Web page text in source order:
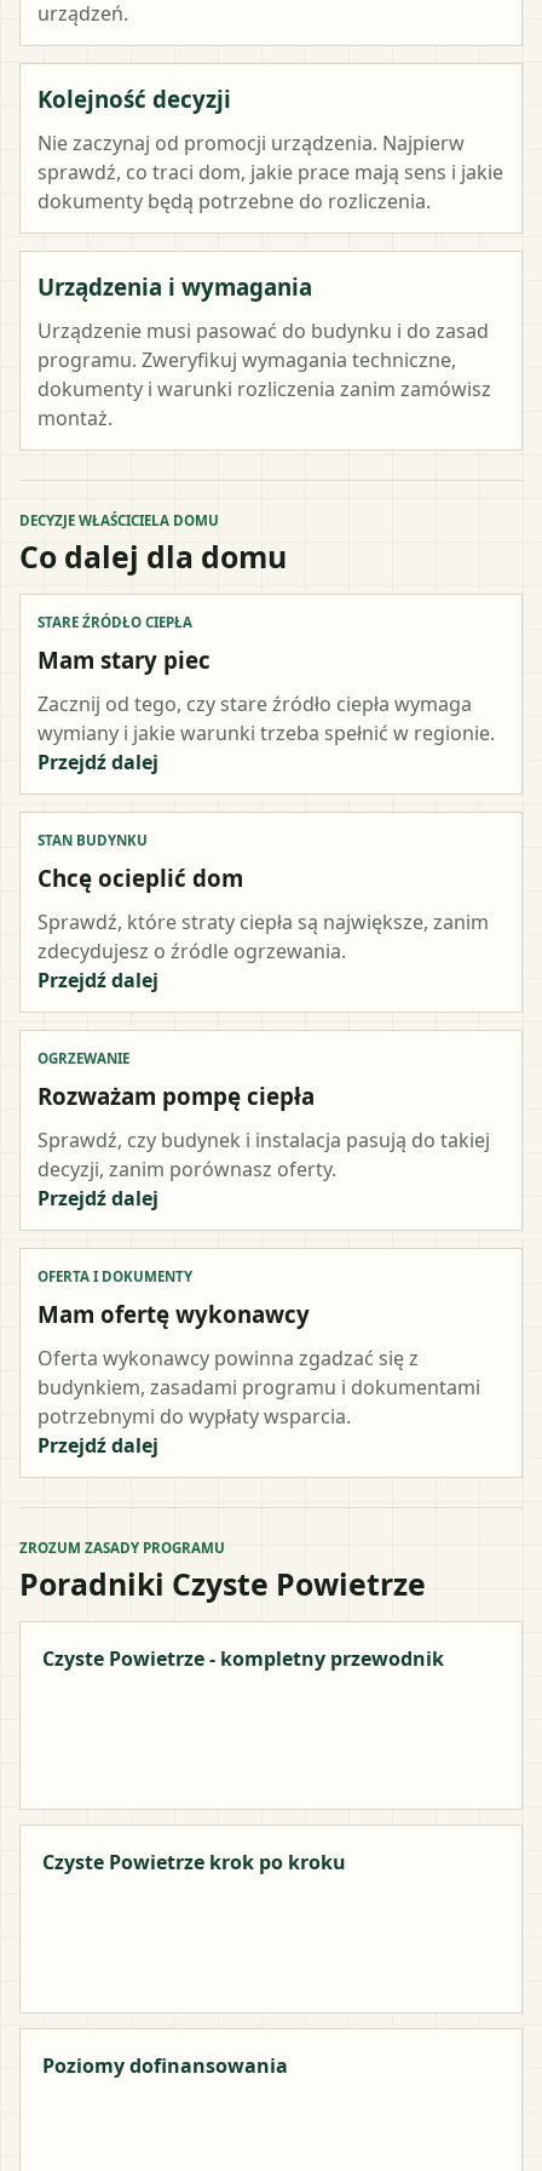
urządzeń.
Kolejność decyzji
Nie zaczynaj od promocji urządzenia. Najpierw
sprawdź, co traci dom, jakie prace mają sens i jakie
dokumenty będą potrzebne do rozliczenia.
Urządzenia i wymagania
Urządzenie musi pasować do budynku i do zasad
programu. Zweryfikuj wymagania techniczne,
dokumenty i warunki rozliczenia zanim zamówisz
montaż.
DECYZJE WŁAŚCICIELA DOMU
Co dalej dla domu
STARE ŹRÓDŁO CIEPŁA
Mam stary piec
Zacznij od tego, czy stare źródło ciepła wymaga
wymiany i jakie warunki trzeba spełnić w regionie.
Przejdź dalej
STAN BUDYNKU
Chcę ocieplić dom
Sprawdź, które straty ciepła są największe, zanim
zdecydujesz o źródle ogrzewania.
Przejdź dalej
OGRZEWANIE
Rozważam pompę ciepła
Sprawdź, czy budynek i instalacja pasują do takiej
decyzji, zanim porównasz oferty.
Przejdź dalej
OFERTA I DOKUMENTY
Mam ofertę wykonawcy
Oferta wykonawcy powinna zgadzać się z
budynkiem, zasadami programu i dokumentami
potrzebnymi do wypłaty wsparcia.
Przejdź dalej
ZROZUM ZASADY PROGRAMU
Poradniki Czyste Powietrze
Czyste Powietrze - kompletny przewodnik
Czyste Powietrze krok po kroku
Poziomy dofinansowania